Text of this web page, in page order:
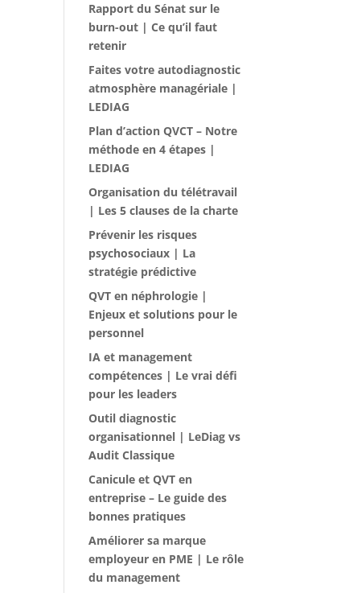
Rapport du Sénat sur le
burn-out | Ce qu’il faut
retenir
Faites votre autodiagnostic
atmosphère managériale |
LEDIAG
Plan d’action QVCT – Notre
méthode en 4 étapes |
LEDIAG
Organisation du télétravail
| Les 5 clauses de la charte
Prévenir les risques
psychosociaux | La
stratégie prédictive
QVT en néphrologie |
Enjeux et solutions pour le
personnel
IA et management
compétences | Le vrai défi
pour les leaders
Outil diagnostic
organisationnel | LeDiag vs
Audit Classique
Canicule et QVT en
entreprise – Le guide des
bonnes pratiques
Améliorer sa marque
employeur en PME | Le rôle
du management